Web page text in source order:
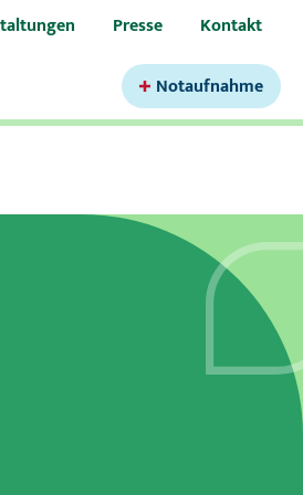
Presse Kontakt
Notaufnahme